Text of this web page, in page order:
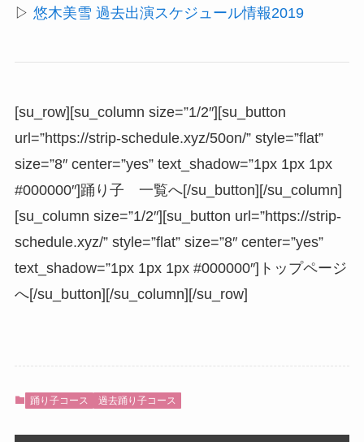
▷ 悠木美雪 過去出演スケジュール情報2019
[su_row][su_column size=”1/2″][su_button
url=”https://strip-schedule.xyz/50on/” style=”flat”
size=”8″ center=”yes” text_shadow=”1px 1px 1px
#000000″]踊り子 一覧へ[/su_button][/su_column]
[su_column size=”1/2″][su_button url=”https://strip-
schedule.xyz/” style=”flat” size=”8″ center=”yes”
text_shadow=”1px 1px 1px #000000″]トップページ
へ[/su_button][/su_column][/su_row]
踊り子コース 過去踊り子コース